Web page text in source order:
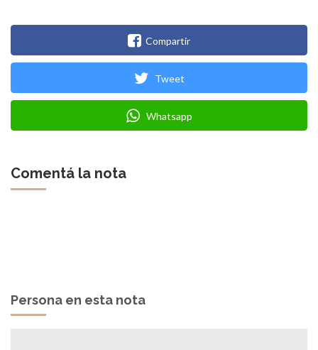
Compartir
Tweet
Whatsapp
Comentá la nota
Persona en esta nota